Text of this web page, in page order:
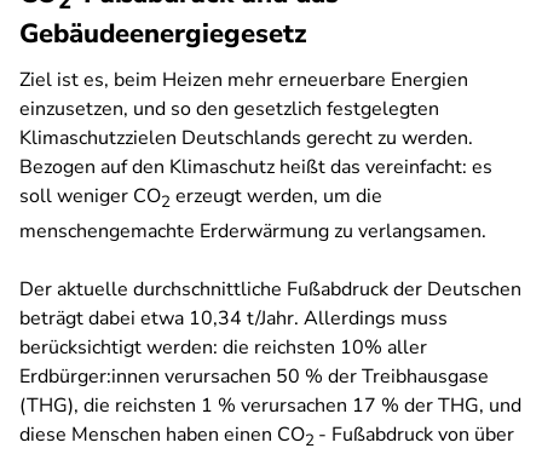
Gebäudeenergiegesetz
Ziel ist es, beim Heizen mehr erneuerbare Energien
einzusetzen, und so den gesetzlich festgelegten
Klimaschutzzielen Deutschlands gerecht zu werden.
Bezogen auf den Klimaschutz heißt das vereinfacht: es
soll weniger CO2 erzeugt werden, um die
menschengemachte Erderwärmung zu verlangsamen.
Der aktuelle durchschnittliche Fußabdruck der Deutschen
beträgt dabei etwa 10,34 t/Jahr. Allerdings muss
berücksichtigt werden: die reichsten 10% aller
Erdbürger:innen verursachen 50 % der Treibhausgase
(THG), die reichsten 1 % verursachen 17 % der THG, und
diese Menschen haben einen CO2 - Fußabdruck von über